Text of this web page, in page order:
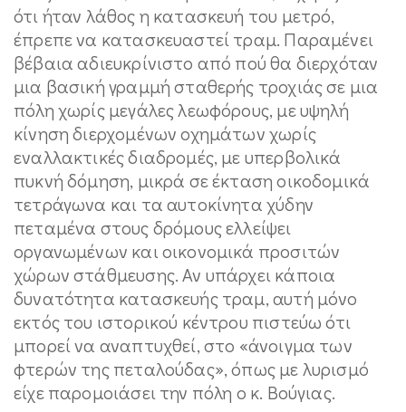
ότι ήταν λάθος η κατασκευή του μετρό,
έπρεπε να κατασκευαστεί τραμ. Παραμένει
βέβαια αδιευκρίνιστο από πού θα διερχόταν
μια βασική γραμμή σταθερής τροχιάς σε μια
πόλη χωρίς μεγάλες λεωφόρους, με υψηλή
κίνηση διερχομένων οχημάτων χωρίς
εναλλακτικές διαδρομές, με υπερβολικά
πυκνή δόμηση, μικρά σε έκταση οικοδομικά
τετράγωνα και τα αυτοκίνητα χύδην
πεταμένα στους δρόμους ελλείψει
οργανωμένων και οικονομικά προσιτών
χώρων στάθμευσης. Αν υπάρχει κάποια
δυνατότητα κατασκευής τραμ, αυτή μόνο
εκτός του ιστορικού κέντρου πιστεύω ότι
μπορεί να αναπτυχθεί, στο «άνοιγμα των
φτερών της πεταλούδας», όπως με λυρισμό
είχε παρομοιάσει την πόλη ο κ. Βούγιας.